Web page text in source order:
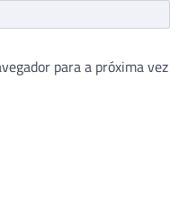
para a próxima vez